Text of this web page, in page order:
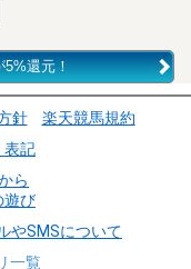
5%還元！
針
楽天競馬規約
表記
ら
遊び
やSMSについて
一覧